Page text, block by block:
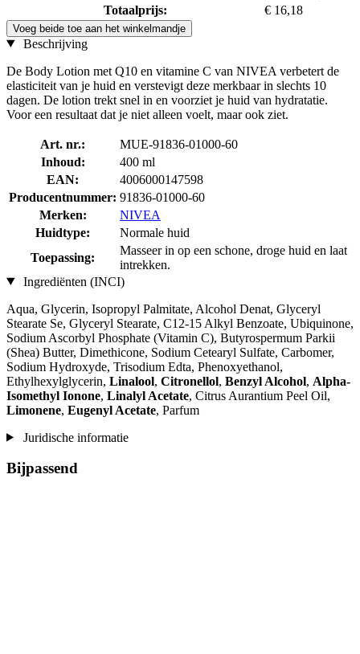
Totaalprijs:
€ 16,18
Voeg beide toe aan het winkelmandje
Beschrijving
De Body Lotion met Q10 en vitamine C van NIVEA verbetert de
elasticiteit van je huid en verstevigt deze merkbaar in slechts 10
dagen. De lotion trekt snel in en voorziet je huid van hydratatie.
Voor een resultaat dat je niet alleen voelt, maar ook ziet.
Art. nr.:
MUE-91836-01000-60
Inhoud:
400 ml
EAN:
4006000147598
Producentnummer: 91836-01000-60
Merken:
NIVEA
Huidtype:
Normale huid
Toepassing:
Masseer in op een schone, droge huid en laat
intrekken.
Ingrediënten (INCI)
Aqua, Glycerin, Isopropyl Palmitate, Alcohol Denat, Glyceryl
Stearate Se, Glyceryl Stearate, C12-15 Alkyl Benzoate, Ubiquinone,
Sodium Ascorbyl Phosphate (Vitamin C), Butyrospermum Parkii
(Shea) Butter, Dimethicone, Sodium Cetearyl Sulfate, Carbomer,
Sodium Hydroxyde, Trisodium Edta, Phenoxyethanol,
Ethylhexylglycerin, Linalool, Citronellol, Benzyl Alcohol, Alpha-
Isomethyl Ionone, Linalyl Acetate, Citrus Aurantium Peel Oil,
Limonene, Eugenyl Acetate, Parfum
Juridische informatie
Bijpassend